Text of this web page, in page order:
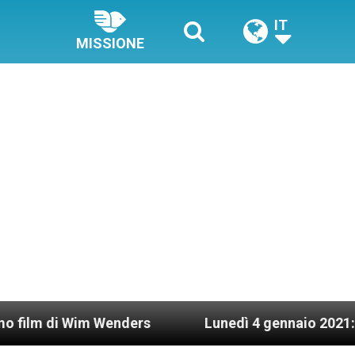
MISSIONE
IT
Wenders Lunedì 4 gennaio 2021: Possesso